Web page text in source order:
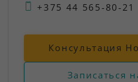
+375 44 565-80-21
Консультация
Записаться